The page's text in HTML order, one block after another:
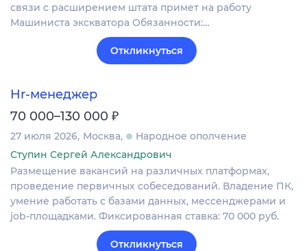
связи с расширением штата примет на работу
Машиниста экскватора Обязанности:…
Откликнуться
Hr-менеджер
70 000–130 000 ₽
27 июля 2026 Москва
Народное ополчение
Ступин Сергей Александрович
Размещение вакансий на различных платформах,
проведение первичных собеседований. Владение ПК,
умение работать с базами данных, мессенджерами и
job-площадками. Фиксированная ставка: 70 000 руб.
Откликнуться